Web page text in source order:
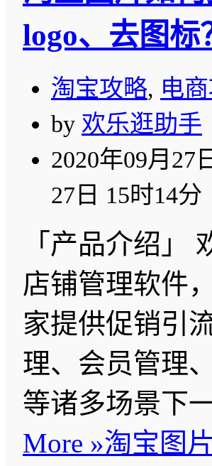
logo、去图标
淘宝攻略, 电
by 欢乐逛助手
2020年09月27
27日 15时14分
「产品介绍」
店铺管理软件
家提供促销引
理、会员管理
等诸多场景下
More »淘宝图